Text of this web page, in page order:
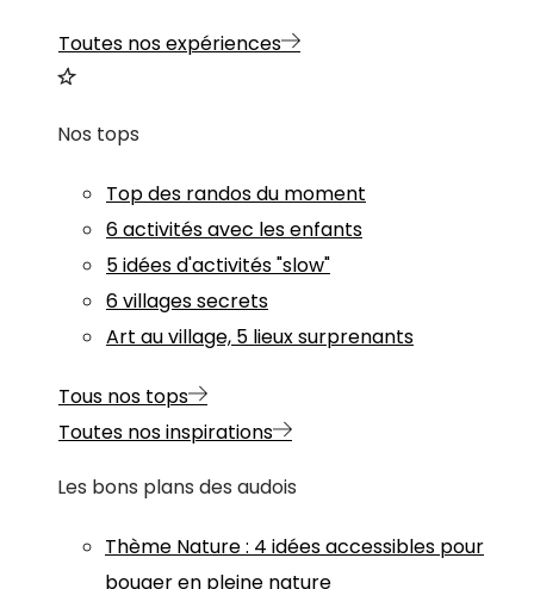
Toutes nos expériences
Nos tops
Top des randos du moment
6 activités avec les enfants
5 idées d'activités "slow"
6 villages secrets
Art au village, 5 lieux surprenants
Tous nos tops
Toutes nos inspirations
Les bons plans des audois
Thème Nature: 4 idées accessibles pour
bouger en pleine nature